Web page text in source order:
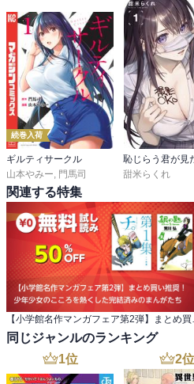
続巻入荷
ギルティサークル
山本やみー 門馬司
恥じらう君が見
甜米らくれ
関連する特集
同じジャンルのランキング
1位 2位